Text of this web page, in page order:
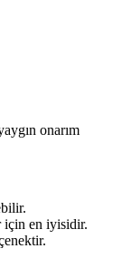
onarım
için en iyisidir.